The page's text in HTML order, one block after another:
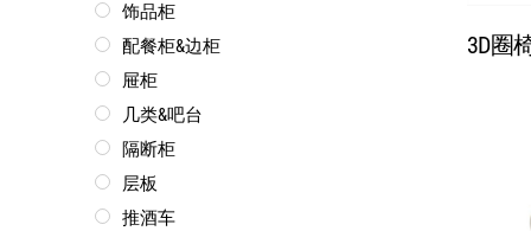
饰品柜
配餐柜&边柜
屉柜
几类&吧台
隔断柜
层板
推酒车
3D圈